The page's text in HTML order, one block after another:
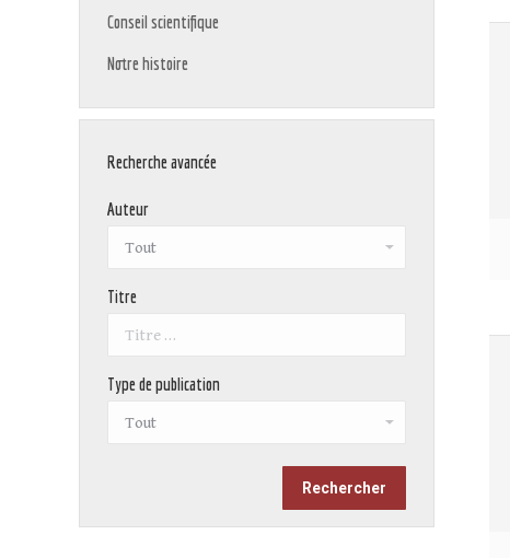
Conseil scientifique
Notre histoire
Recherche avancée
Auteur
Titre
Type de publication